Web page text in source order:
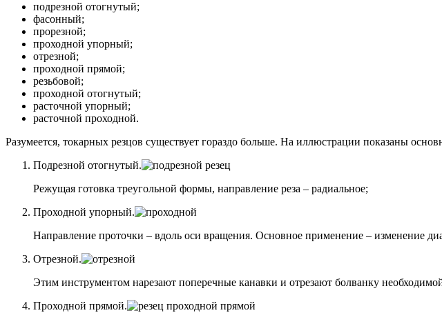
подрезной отогнутый;
фасонный;
прорезной;
проходной упорный;
отрезной;
проходной прямой;
резьбовой;
проходной отогнутый;
расточной упорный;
расточной проходной.
Разумеется, токарных резцов существует гораздо больше. На иллюстрации показаны
Подрезной отогнутый.
Режущая готовка треугольной формы, направление реза – радиальное;
Проходной упорный.
Направление проточки – вдоль оси вращения. Основное применение – изменение
Отрезной.
Этим инструментом нарезают поперечные канавки и отрезают болванку
Проходной прямой.